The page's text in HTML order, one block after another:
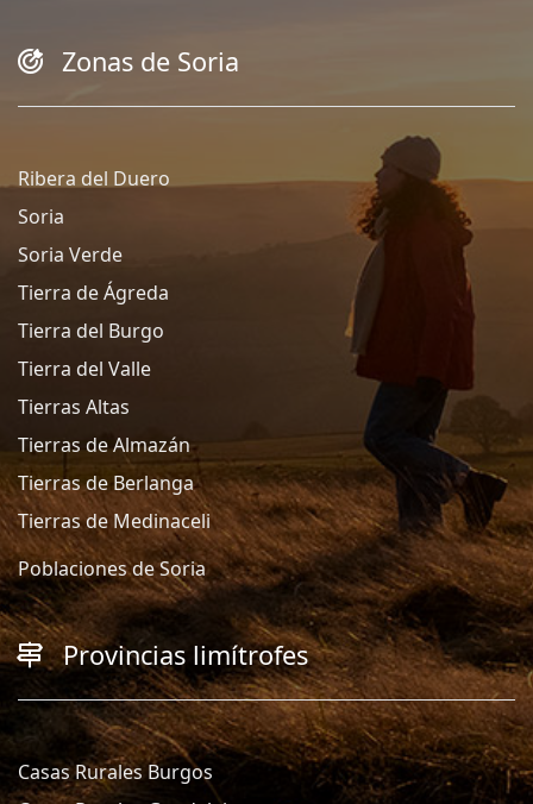
Zonas de Soria
Ribera del Duero
Soria
Soria Verde
Tierra de Ágreda
Tierra del Burgo
Tierra del Valle
Tierras Altas
Tierras de Almazán
Tierras de Berlanga
Tierras de Medinaceli
Poblaciones de Soria
Provincias limítrofes
Casas Rurales Burgos